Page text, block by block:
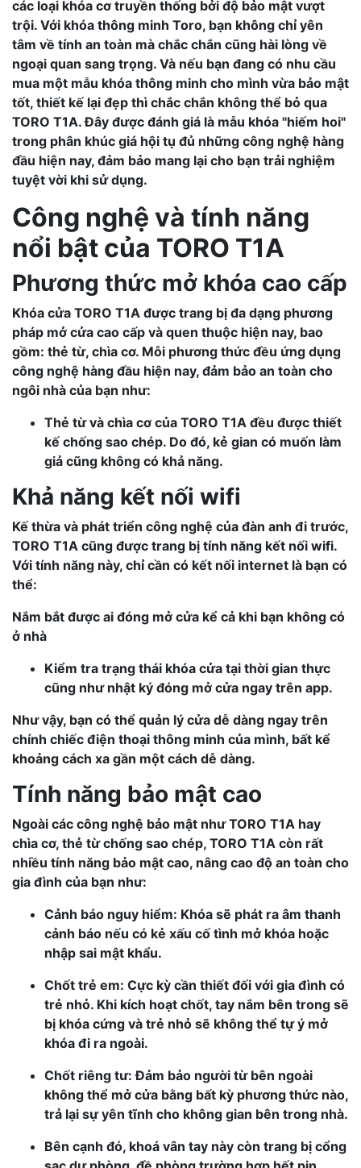
các loại khóa cơ truyền thống bởi độ bảo mật vượt
trội. Với khóa thông minh Toro, bạn không chỉ yên
tâm về tính an toàn mà chắc chắn cũng hài lòng về
ngoại quan sang trọng. Và nếu bạn đang có nhu cầu
mua một mẫu khóa thông minh cho mình vừa bảo mật
tốt, thiết kế lại đẹp thì chắc chắn không thể bỏ qua
TORO T1A. Đây được đánh giá là mẫu khóa "hiếm hoi"
trong phân khúc giá hội tụ đủ những công nghệ hàng
đầu hiện nay, đảm bảo mang lại cho bạn trải nghiệm
tuyệt vời khi sử dụng.
Công nghệ và tính năng
nổi bật của TORO T1A
Phương thức mở khóa cao cấp
Khóa cửa TORO T1A được trang bị đa dạng phương
pháp mở cửa cao cấp và quen thuộc hiện nay, bao
gồm: thẻ từ, chìa cơ. Mỗi phương thức đều ứng dụng
công nghệ hàng đầu hiện nay, đảm bảo an toàn cho
ngôi nhà của bạn như:
Thẻ từ và chìa cơ của TORO T1A đều được thiết
kế chống sao chép. Do đó, kẻ gian có muốn làm
giả cũng không có khả năng.
Khả năng kết nối wifi
Kế thừa và phát triển công nghệ của đàn anh đi trước,
TORO T1A cũng được trang bị tính năng kết nối wifi.
Với tính năng này, chỉ cần có kết nối internet là bạn có
thể:
Nắm bắt được ai đóng mở cửa kể cả khi bạn không có
ở nhà
Kiểm tra trạng thái khóa cửa tại thời gian thực
cũng như nhật ký đóng mở cửa ngay trên app.
Như vậy, bạn có thể quản lý cửa dễ dàng ngay trên
chính chiếc điện thoại thông minh của mình, bất kể
khoảng cách xa gần một cách dễ dàng.
Tính năng bảo mật cao
Ngoài các công nghệ bảo mật nhưTORO T1A hay
chìa cơ, thẻ từ chống sao chép, TORO T1A còn rất
nhiều tính năng bảo mật cao, nâng cao độ an toàn cho
gia đình của bạn như:
Cảnh báo nguy hiểm: Khóa sẽ phát ra âm thanh
cảnh báo nếu có kẻ xấu cố tình mở khóa hoặc
nhập sai mật khẩu.
Chốt trẻ em: Cực kỳ cần thiết đối với gia đình có
trẻ nhỏ. Khi kích hoạt chốt, tay nắm bên trong sẽ
bị khóa cứng và trẻ nhỏ sẽ không thể tự ý mở
khóa đi ra ngoài.
Chốt riêng tư: Đảm bảo người từ bên ngoài
không thể mở cửa bằng bất kỳ phương thức nào,
trả lại sự yên tĩnh cho không gian bên trong nhà.
Bên cạnh đó, khoá vân tay này còn trang bị cổng